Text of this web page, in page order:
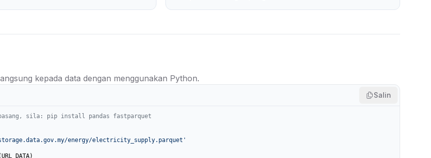
kepada data dengan menggunakan Python.
Salin
sila: pip install pandas fastparquet
energy/electricity_supply.parquet'